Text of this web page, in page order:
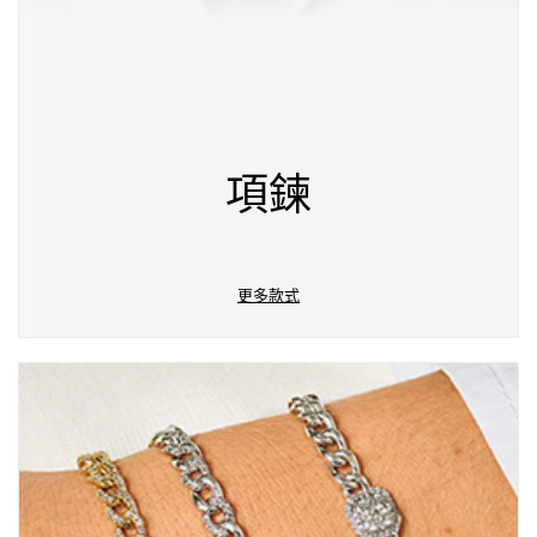
項鍊
更多款式